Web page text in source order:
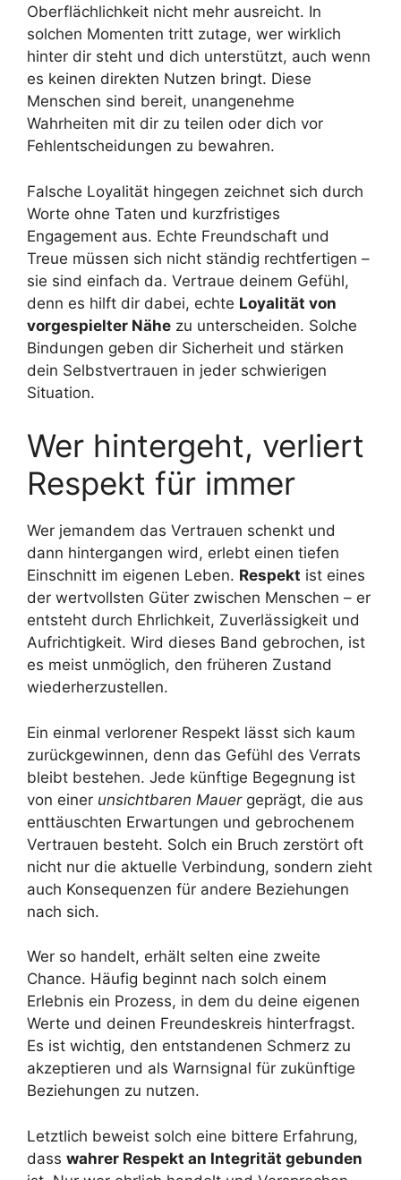
Oberflächlichkeit nicht mehr ausreicht. In
solchen Momenten tritt zutage, wer wirklich
hinter dir steht und dich unterstützt, auch wenn
es keinen direkten Nutzen bringt. Diese
Menschen sind bereit, unangenehme
Wahrheiten mit dir zu teilen oder dich vor
Fehlentscheidungen zu bewahren.
Falsche Loyalität hingegen zeichnet sich durch
Worte ohne Taten und kurzfristiges
Engagement aus. Echte Freundschaft und
Treue müssen sich nicht ständig rechtfertigen –
sie sind einfach da. Vertraue deinem Gefühl,
denn es hilft dir dabei, echte Loyalität von
vorgespielter Nähe zu unterscheiden. Solche
Bindungen geben dir Sicherheit und stärken
dein Selbstvertrauen in jeder schwierigen
Situation.
Wer hintergeht, verliert
Respekt für immer
Wer jemandem das Vertrauen schenkt und
dann hintergangen wird, erlebt einen tiefen
Einschnitt im eigenen Leben. Respekt ist eines
der wertvollsten Güter zwischen Menschen – er
entsteht durch Ehrlichkeit, Zuverlässigkeit und
Aufrichtigkeit. Wird dieses Band gebrochen, ist
es meist unmöglich, den früheren Zustand
wiederherzustellen.
Ein einmal verlorener Respekt lässt sich kaum
zurückgewinnen, denn das Gefühl des Verrats
bleibt bestehen. Jede künftige Begegnung ist
von einer unsichtbaren Mauergeprägt, die aus
enttäuschten Erwartungen und gebrochenem
Vertrauen besteht. Solch ein Bruch zerstört oft
nicht nur die aktuelle Verbindung, sondern zieht
auch Konsequenzen für andere Beziehungen
nach sich.
Wer so handelt, erhält selten eine zweite
Chance. Häufig beginnt nach solch einem
Erlebnis ein Prozess, in dem du deine eigenen
Werte und deinen Freundeskreis hinterfragst.
Es ist wichtig, den entstandenen Schmerz zu
akzeptieren und als Warnsignal für zukünftige
Beziehungen zu nutzen.
Letztlich beweist solch eine bittere Erfahrung,
dass wahrer Respekt an Integrität gebunden